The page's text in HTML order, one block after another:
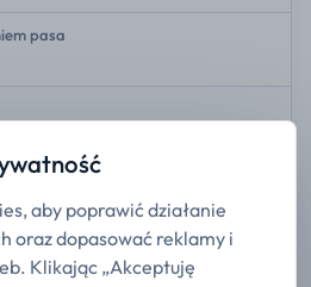
pasa
aby poprawić działanie
oraz dopasować reklamy i
Klikając „Akceptuję